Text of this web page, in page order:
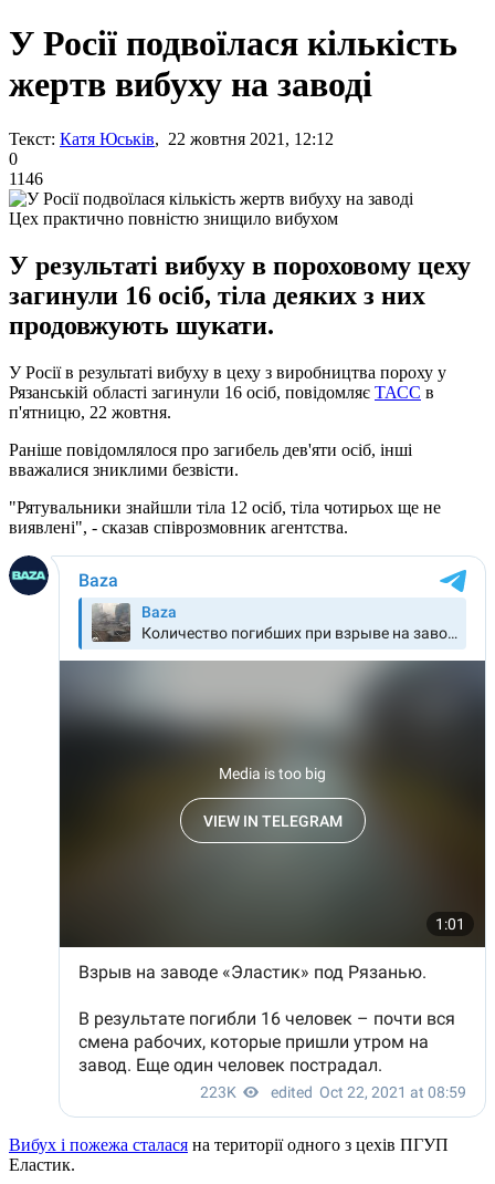
У Росії подвоїлася кількість
жертв вибуху на заводі
Текст: Катя Юськів, 22 жовтня 2021, 12:12
0
1146
Цех практично повністю знищило вибухом
У результаті вибуху в пороховому цеху
загинули 16 осіб, тіла деяких з них
продовжують шукати.
У Росії в результаті вибуху в цеху з виробництва пороху у
Рязанській області загинули 16 осіб, повідомляє ТАСС в
п'ятницю, 22 жовтня.
Раніше повідомлялося про загибель дев'яти осіб, інші
вважалися зниклими безвісти.
"Рятувальники знайшли тіла 12 осіб, тіла чотирьох ще не
виявлені", - сказав співрозмовник агентства.
Вибух і пожежа сталася на території одного з цехів ПГУП
Еластик.